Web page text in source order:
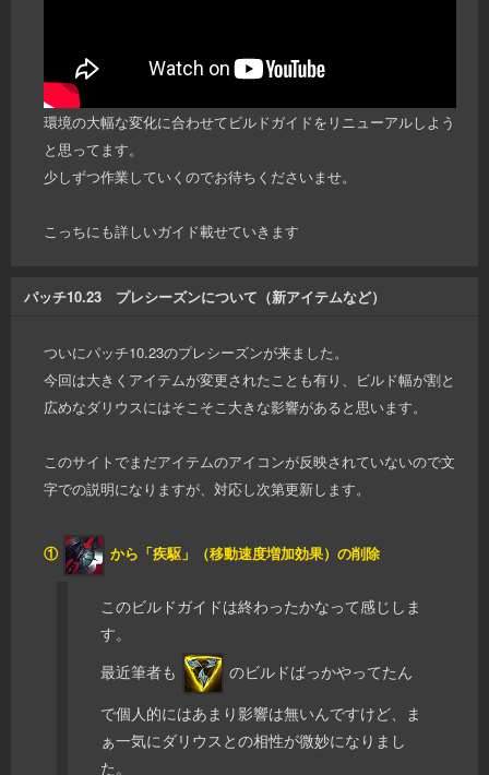
環境の大幅な変化に合わせてビルドガイドをリニューアルしよう
と思ってます。
少しずつ作業していくのでお待ちくださいませ。
こっちにも詳しいガイド載せていきます
パッチ10.23 プレシーズンについて（新アイテムなど）
ついにパッチ10.23のプレシーズンが来ました。
今回は大きくアイテムが変更されたことも有り、ビルド幅が割と
広めなダリウスにはそこそこ大きな影響があると思います。
このサイトでまだアイテムのアイコンが反映されていないので文
字での説明になりますが、対応し次第更新します。
① から「疾駆」（移動速度増加効果）の削除
このビルドガイドは終わったかなって感じしま
す。
最近筆者も
のビルドばっかやってたん
で個人的にはあまり影響は無いんですけど、ま
ぁ一気にダリウスとの相性が微妙になりまし
た。